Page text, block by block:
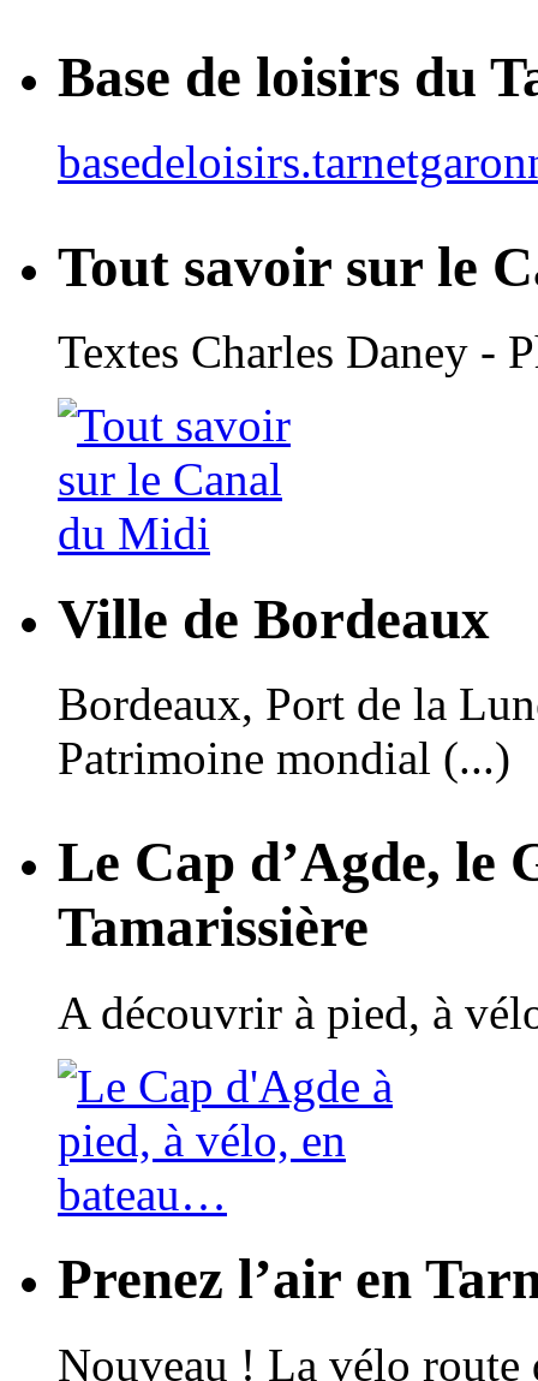
Base de loisirs du
Tout savoir sur le
Textes Charles Daney -
Ville de Bordeaux
Bordeaux, Port de la
Patrimoine mondial (...)
Le Cap d’Agde, le
Tamarissière
A découvrir à pied, à
Prenez l’air en
Nouveau ! La vélo route